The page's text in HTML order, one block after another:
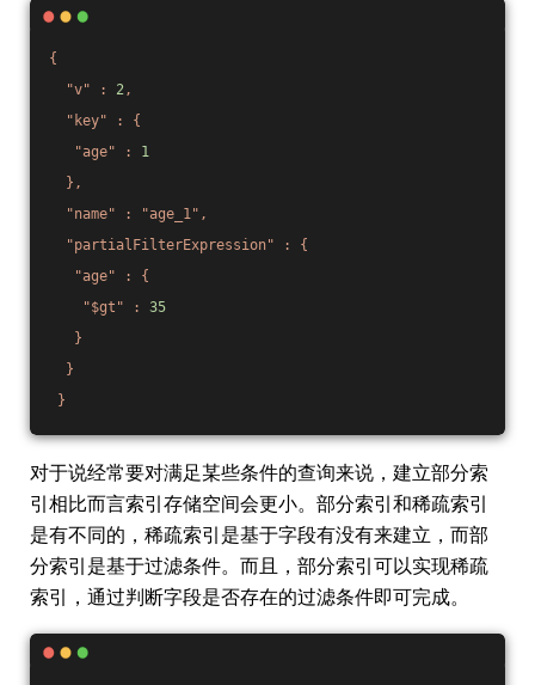
{
"v"
: 2,
"key"
:
{
"age"
:
1
},
"name"
: "age_1" ,
"partialFilterExpression"
:
{
"age"
:
{
"$gt"
:
35
}
}
}
对于说经常要对满足某些条件的查询来说，建立部分索
引相比而言索引存储空间会更小。部分索引和稀疏索引
是有不同的，稀疏索引是基于字段有没有来建立，而部
分索引是基于过滤条件。而且，部分索引可以实现稀疏
索引，通过判断字段是否存在的过滤条件即可完成。